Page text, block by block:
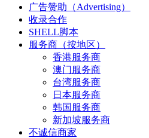
广告赞助（Advertising）
收录合作
SHELL脚本
服务商（按地区）
香港服务商
澳门服务商
台湾服务商
日本服务商
韩国服务商
新加坡服务商
不诚信商家